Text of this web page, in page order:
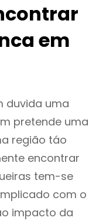
em
duvida uma
pretende uma
região táo
encontrar
tem-se
com o
impacto da